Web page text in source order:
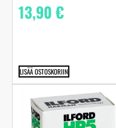
13,90€
LISÄÄ OSTOSKORIIN